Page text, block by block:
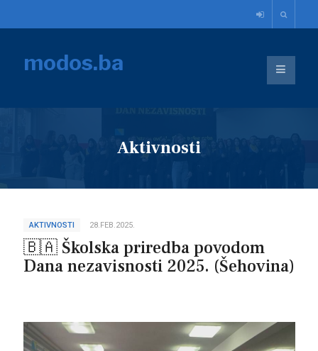
modos.ba
Aktivnosti
AKTIVNOSTI 28.FEB.2025.
🇧🇦 Školska priredba povodom
Dana nezavisnosti 2025. (Šehovina)